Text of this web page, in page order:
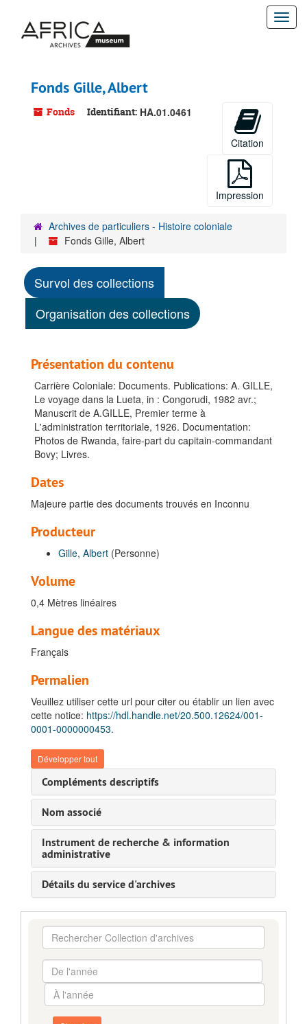
contenu
Fonds Gille, Albert
Fonds Identifiant: HA.01.0461
Citation
Impression
Archives de particuliers - Histoire coloniale
Fonds Gille, Albert
Survol des collections
Organisation des collections
Présentation du contenu
Carrière Coloniale: Documents. Publications: A. GILLE,
Le voyage dans la Lueta, in : Congorudi, 1982 avr.;
Manuscrit de A.GILLE, Premier terme à
L'administration territoriale, 1926. Documentation:
Photos de Rwanda, faire-part du capitain-commandant
Bovy; Livres.
Dates
Majeure partie des documents trouvés en Inconnu
Producteur
Gille, Albert (Personne)
Volume
0,4 Mètres linéaires
Langue des matériaux
Français
Permalien
Veuillez utiliser cette url pour citer ou établir un lien avec
cette notice: https://hdl.handle.net/20.500.12624/001-
0001-0000000453.
Développer tout
Compléments descriptifs
Nom associé
Instrument de recherche & information
administrative
Détails du service d'archives
Rechercher
Collection
d'archives
De
l'année
À
l'année